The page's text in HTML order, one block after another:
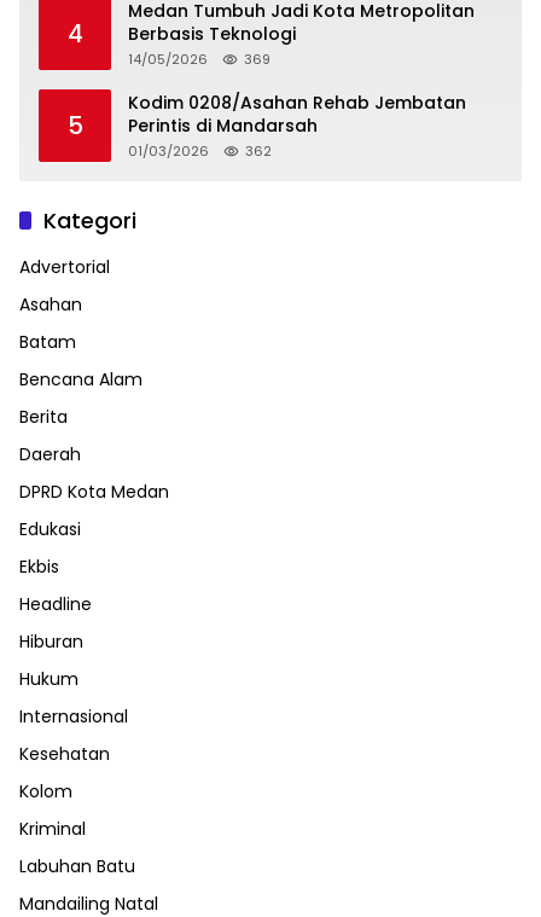
4
Medan Tumbuh Jadi Kota Metropolitan
Berbasis Teknologi
14/05/2026 369
5
Kodim 0208/Asahan Rehab Jembatan
Perintis di Mandarsah
01/03/2026 362
Kategori
Advertorial
Asahan
Batam
Bencana Alam
Berita
Daerah
DPRD Kota Medan
Edukasi
Ekbis
Headline
Hiburan
Hukum
Internasional
Kesehatan
Kolom
Kriminal
Labuhan Batu
Mandailing Natal